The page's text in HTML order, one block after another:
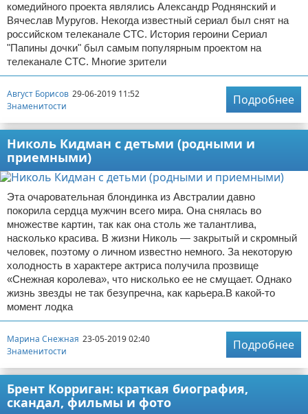
комедийного проекта являлись Александр Роднянский и
Вячеслав Муругов. Некогда известный сериал был снят на
российском телеканале СТС. История героини Сериал
"Папины дочки" был самым популярным проектом на
телеканале СТС. Многие зрители
Август Борисов 29-06-2019 11:52
Знаменитости
Подробнее
Николь Кидман с детьми (родными и
приемными)
Эта очаровательная блондинка из Австралии давно
покорила сердца мужчин всего мира. Она снялась во
множестве картин, так как она столь же талантлива,
насколько красива. В жизни Николь — закрытый и скромный
человек, поэтому о личном известно немного. За некоторую
холодность в характере актриса получила прозвище
«Снежная королева», что нисколько ее не смущает. Однако
жизнь звезды не так безупречна, как карьера.В какой-то
момент лодка
Марина Снежная 23-05-2019 02:40
Знаменитости
Подробнее
Брент Корриган: краткая биография,
скандал, фильмы и фото